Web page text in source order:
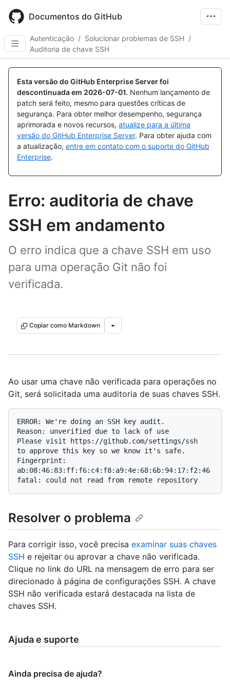
main
content
Documentos do GitHub
Autenticação / Solucionar problemas de SSH /
Auditoria de chave SSH
Esta versão do GitHub Enterprise Server foi
descontinuada em 2026-07-01. Nenhum lançamento de
patch será feito, mesmo para questões críticas de
segurança. Para obter melhor desempenho, segurança
aprimorada e novos recursos, atualize para a última
versão do GitHub Enterprise Server. Para obter ajuda com
a atualização, entre em contato com o suporte do GitHub
Enterprise.
Erro: auditoria de chave
SSH em andamento
O erro indica que a chave SSH em uso
para uma operação Git não foi
verificada.
Copiar como Markdown
Ao usar uma chave não verificada para operações no
Git, será solicitada uma auditoria de suas chaves SSH.
ERROR: We're doing an SSH key audit.
Reason: unverified due to lack of use
Please visit https://github.com/settings/ssh
to approve this key so we know it's safe.
Fingerprint:
ab:08:46:83:ff:f6:c4:f8:a9:4e:68:6b:94:17:f2:46
Resolver o problema
Para corrigir isso, você precisa examinar suas chaves
SSH e rejeitar ou aprovar a chave não verificada.
Clique no link do URL na mensagem de erro para ser
direcionado à página de configurações SSH. A chave
SSH não verificada estará destacada na lista de
chaves SSH.
Ajuda e suporte
Ainda precisa de ajuda?